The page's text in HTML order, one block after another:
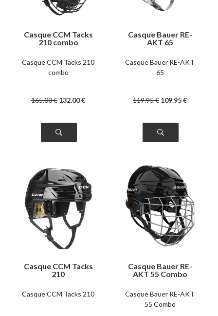
Casque CCM Tacks
210 combo
Casque CCM Tacks 210
combo
165.00€ 132.00€
Casque Bauer RE-
AKT 65
Casque Bauer RE-AKT
65
119.95€ 109.95€
Casque CCM Tacks
210
Casque CCM Tacks 210
Casque Bauer RE-
AKT 55 Combo
Casque Bauer RE-AKT
55 Combo